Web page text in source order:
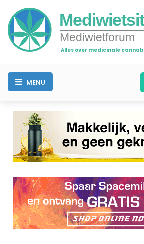
Mediwietforum
Alles over medicinale
MENU